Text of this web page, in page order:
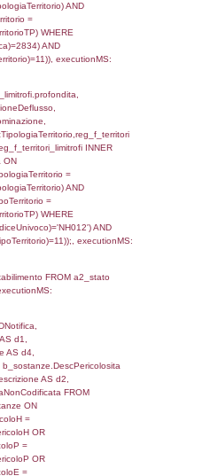
AND
FROM
ON
=
=
f_territori_limitrofi.Distanza,
FROM f_territori_limitrofi
ON